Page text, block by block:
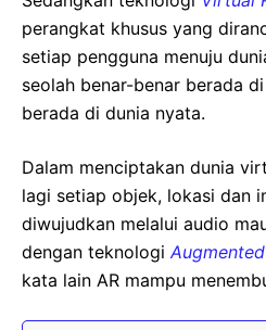
perangkat khusus yang
setiap pengguna menuju
seolah benar-benar berada
berada di dunia nyata.
Dalam menciptakan dunia
lagi setiap objek, lokasi dan
diwujudkan melalui audio
dengan teknologi
kata lain AR mampu